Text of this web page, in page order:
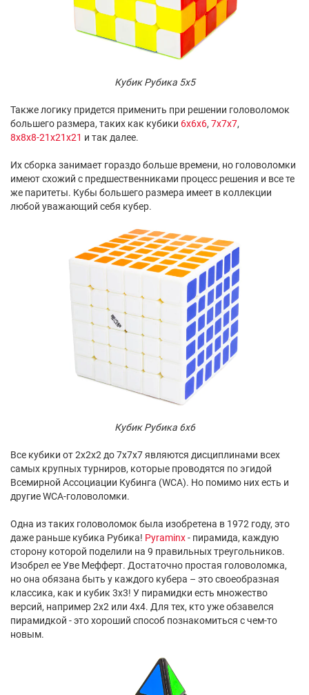
Кубик Рубика 5x5
Также логику придется применить при решении головоломок
большего размера, таких как кубики 6x6x6, 7x7x7,
8x8x8-21х21х21 и так далее.
Их сборка занимает гораздо больше времени, но головоломки
имеют схожий с предшественниками процесс решения и все те
же паритеты. Кубы большего размера имеет в коллекции
любой уважающий себя кубер.
Кубик Рубика 6x6
Все кубики от 2x2x2 до 7x7x7 являются дисциплинами всех
самых крупных турниров, которые проводятся по эгидой
Всемирной Ассоциации Кубинга (WCA). Но помимо них есть и
другие WCA-головоломки.
Одна из таких головоломок была изобретена в 1972 году, это
даже раньше кубика Рубика! Pyraminx- пирамида, каждую
сторону которой поделили на 9 правильных треугольников.
Изобрел ее Уве Мефферт. Достаточно простая головоломка,
но она обязана быть у каждого кубера – это своеобразная
классика, как и кубик 3х3! У пирамидки есть множество
версий, например 2х2 или 4x4. Для тех, кто уже обзавелся
пирамидкой - это хороший способ познакомиться с чем-то
новым.